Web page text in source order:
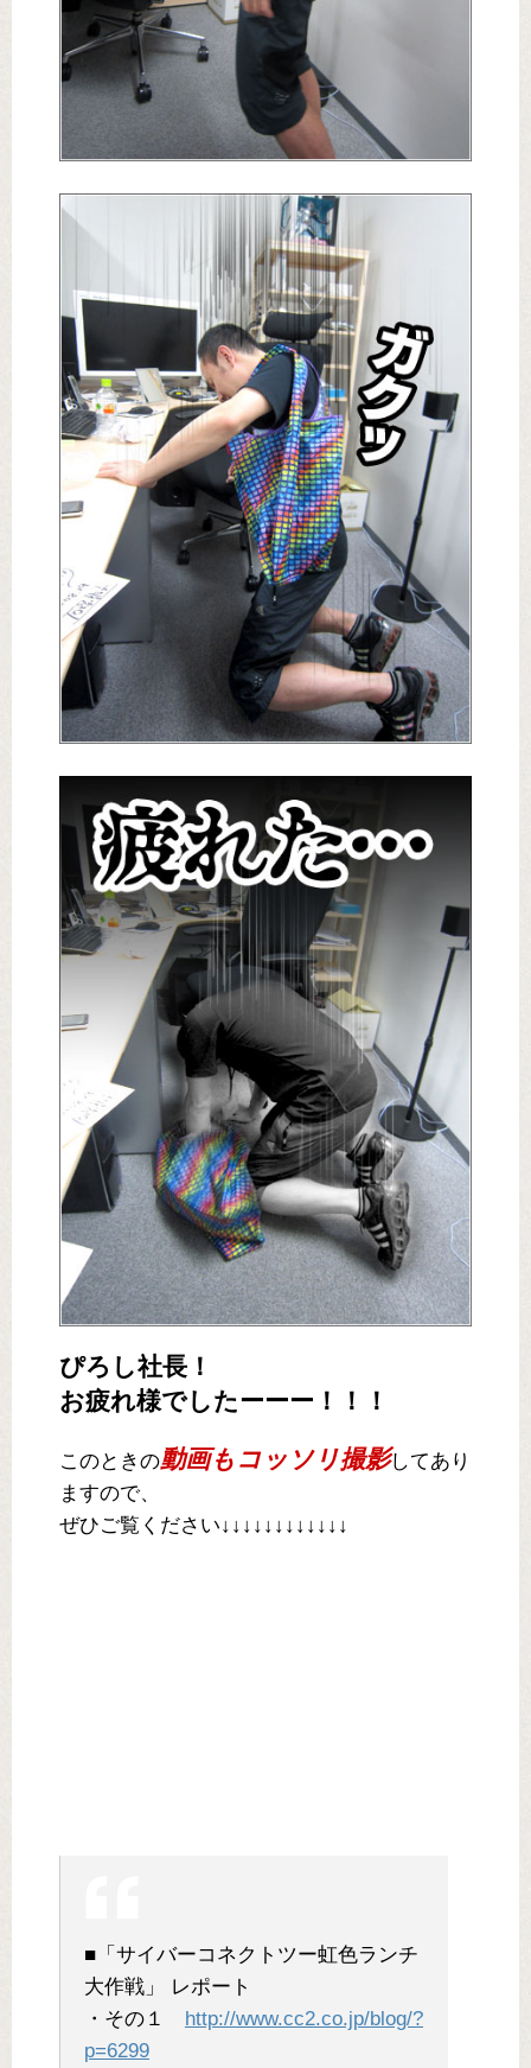
ぴろし社長！
お疲れ様でしたーーー！！！
このときの動画もコッソリ撮影してあり
ますので、
ぜひご覧ください↓↓↓↓↓↓↓↓↓↓↓↓
■「サイバーコネクトツー虹色ランチ
大作戦」 レポート
・その１
http://www.cc2.co.jp/blog/?
p=6299